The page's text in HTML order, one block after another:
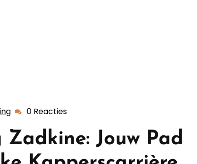
dekappersopleiding
0 Reacties
Jouw Pad